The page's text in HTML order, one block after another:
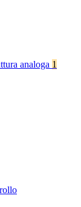
analoga 1